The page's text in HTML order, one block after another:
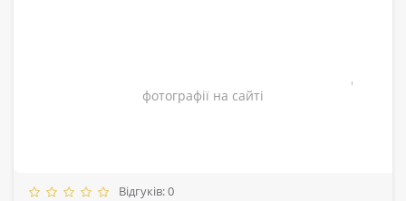
Зовнішній вигляд товару може відрізнятись від
фотографії на сайті
Відгуків: 0